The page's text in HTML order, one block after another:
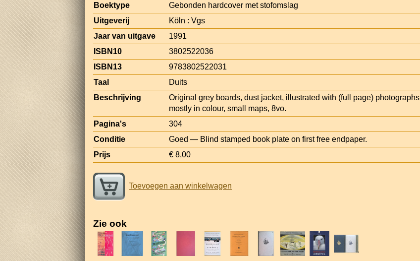
Boektype
Gebonden hardcover met stofomslag
Uitgeverij
Köln : Vgs
Jaar van uitgave
1991
ISBN10
3802522036
ISBN13
9783802522031
Taal
Duits
Beschrijving
Original grey boards, dust jacket, illustrated with (full page) photographs
mostly in colour, small maps, 8vo.
Pagina's
304
Conditie
Goed — Blind stamped book plate on first free endpaper.
Prijs
€ 8,00
Toevoegen aan winkelwagen
Zie ook